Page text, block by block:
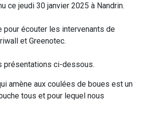
ce jeudi 30 janvier 2025 à Nandrin.
pour écouter les intervenants de
et Greenotec.
présentations ci-dessous.
amène aux coulées de boues est un
tous et pour lequel nous